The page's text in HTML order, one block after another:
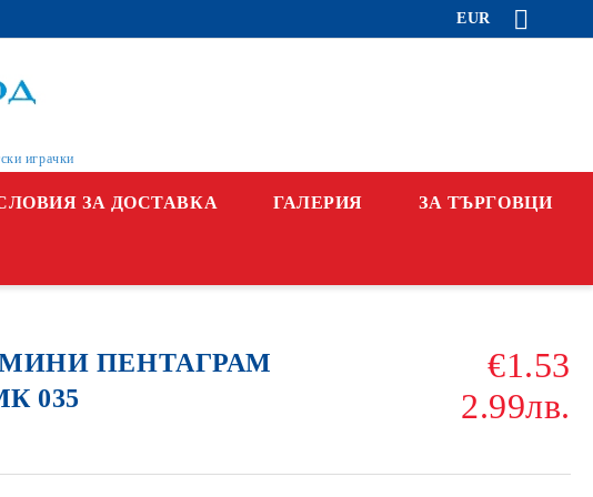
EUR
играчки
ЗА ДОСТАВКА ГАЛЕРИЯ ЗА ТЪРГОВЦИ
МИНИ ПЕНТАГРАМ
035
€1.53
2.99лв.